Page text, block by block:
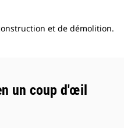
et de démolition.
un coup d'œil